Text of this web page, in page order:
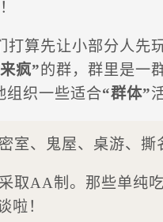
打算先让小部分人先
疯”的群，群里是一
组织一些适合“群体”
密室、鬼屋、桌游、
采取AA制。那些单纯
啦！